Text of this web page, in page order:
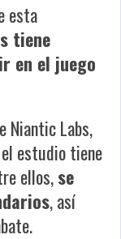
esta
tiene
en el juego
Niantic Labs,
estudio tiene
ellos,se
, así